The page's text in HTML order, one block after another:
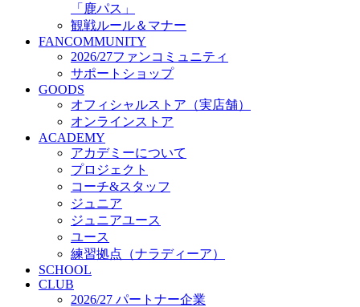
2026/27 パートナー企業
パートナー募集
クラブ理念
クラブ情報
サステナビリティ
Web制作支援
応援プロジェクト
「鹿パス」
観戦ルール＆マナー
FANCOMMUNITY
2026/27ファンコミュニティ
サポートショップ
GOODS
オフィシャルストア（実店舗）
オンラインストア
ACADEMY
アカデミーについて
プロジェクト
コーチ&スタッフ
ジュニア
ジュニアユース
ユース
練習拠点（ナラディーア）
SCHOOL
CLUB
2026/27 パートナー企業